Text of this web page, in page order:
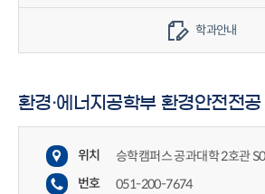
학과안내
환경·에너지공학부 환경안전전공
위치
승학캠퍼스 공과대학 2호관
번호
051-200-7674